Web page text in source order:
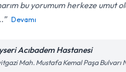
bu yorumum herkeze umut
Devamı
Acıbadem Hastanesi
Mah. Mustafa Kemal Paşa Bulvarı